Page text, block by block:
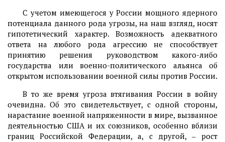
С учетом имеющегося у России мощного ядерного
потенциала данного рода угрозы, на наш взгляд, носят
гипотетический характер. Возможность адекватного
ответа на любого рода агрессию не способствует
принятию решения руководством какого-либо
государства или военно-политического альянса об
открытом использовании военной силы против России.
В то же время угроза втягивания России в войну
очевидна. Об это свидетельствует, с одной стороны,
нарастание военной напряженности в мире, вызванное
деятельностью США и их союзников, особенно вблизи
границ Российской Федерации, а, с другой, ‒ рост